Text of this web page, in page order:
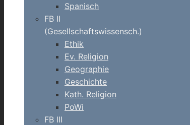
Spanisch
FB II
(Gesellschaftswissensch.)
Ethik
Ev. Religion
Geographie
Geschichte
Kath. Religion
PoWi
FB III